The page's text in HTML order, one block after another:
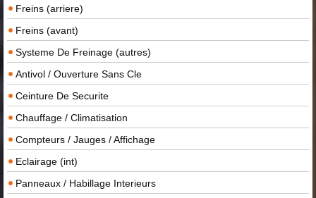
Freins (arriere)
Freins (avant)
Systeme De Freinage (autres)
Antivol / Ouverture Sans Cle
Ceinture De Securite
Chauffage / Climatisation
Compteurs / Jauges / Affichage
Eclairage (int)
Panneaux / Habillage Interieurs